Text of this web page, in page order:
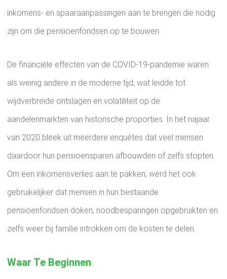
inkomens- en spaaraanpassingen aan te brengen die nodig
zijn om die pensioenfondsen op te bouwen.
De financiële effecten van de COVID-19-pandemie waren
als weinig andere in de moderne tijd, wat leidde tot
wijdverbreide ontslagen en volatiliteit op de
aandelenmarkten van historische proporties. In het najaar
van 2020 bleek uit meerdere enquêtes dat veel mensen
daardoor hun pensioensparen afbouwden of zelfs stopten.
Om een ​​inkomensverlies aan te pakken, werd het ook
gebruikelijker dat mensen in hun bestaande
pensioenfondsen doken, noodbesparingen opgebruikten en
zelfs weer bij familie introkken om de kosten te delen.
Waar Te Beginnen